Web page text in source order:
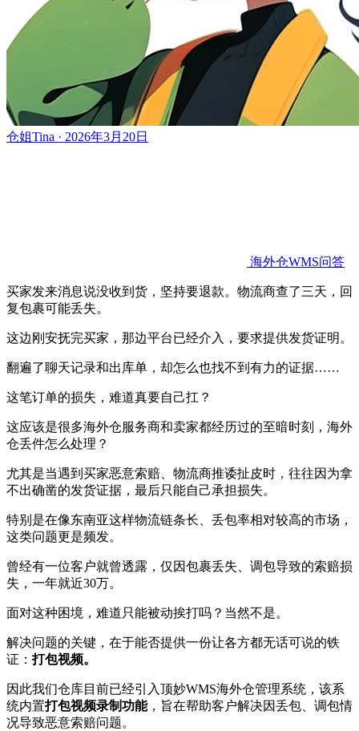
仓姐Tina · 2026年3月20日
海外仓WMS问答
买家发来消息说没收到货，坚持要退款。物流商查了三天，回
复包裹可能丢失。
这边刚安抚完买家，那边平台已经介入，要求提供发货证明。
翻遍了聊天记录和出库单，却怎么也找不到有力的证据……
这笔订单的损失，难道真要自己扛？
这应该是很多海外仓服务商和卖家都经历过的至暗时刻，海外
仓丢件怎么处理？
尤其是当遇到买家恶意索赔、物流商推诿扯皮时，往往因为拿
不出确凿的发货证据，最后只能自己承担损失。
特别是在像东南亚这样物流链条长、丢包率相对较高的市场，
这类问题更是频发。
曾经有一位客户就曾透露，仅因包裹丢失、调包导致的索赔损
失，一年就近30万。
面对这种困境，难道只能被动挨打吗？当然不是。
解决问题的关键，在于能否提供一份让各方都无话可说的铁
证：打包视频。
因此我们仓库目前已经引入顶妙WMS海外仓管理系统，该系
统内置打包视频录制功能，旨在帮助客户解决因丢包、调包情
况导致恶意索赔问题。